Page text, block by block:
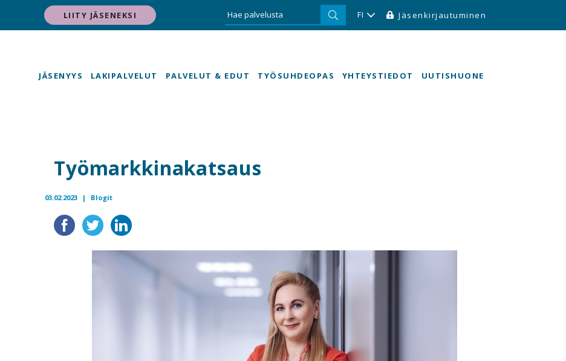
LIITY JÄSENEKSI FI Jäsenkirjautuminen
JÄSENYYS LAKIPALVELUT PALVELUT & EDUT TYÖSUHDEOPAS YHTEYSTIEDOT UUTISHUONE
Työmarkkinakatsaus
03.02.2023 | Blogit